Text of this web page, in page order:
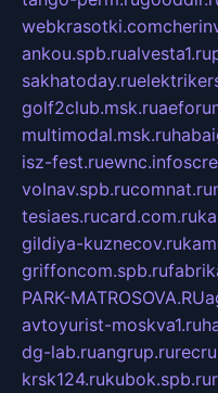
webkrasotki.com
ankou.spb.rualvesta1.ru
sakhatoday.ru
golf2club.msk.ru
multimodal.msk.ru
isz-fest.ruewnc.info
volnav.spb.rucomnat.ru
tesiaes.rucard.com.ru
gildiya-kuznecov.ru
griffoncom.spb.ru
PARK-MATROSOVA.RU
avtoyurist-moskva1.ru
dg-lab.ruangrup.ru
krsk124.rukubok.spb.ru